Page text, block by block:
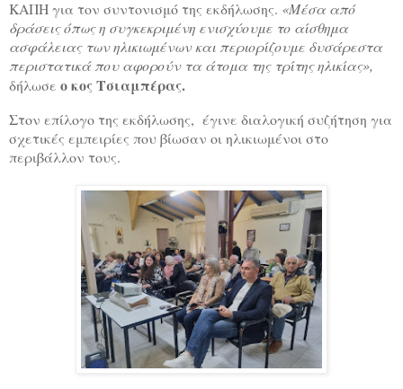
ΚΑΠΗ για τον συντονισμό της εκδήλωσης. «Μέσα από
δράσεις όπως η συγκεκριμένη ενισχύουμε το αίσθημα
ασφάλειας των ηλικιωμένων και περιορίζουμε δυσάρεστα
περιστατικά που αφορούν τα άτομα της τρίτης ηλικίας»,
δήλωσε ο κος Τσιαμπέρας.
Στον επίλογο της εκδήλωσης, έγινε διαλογική συζήτηση για
σχετικές εμπειρίες που βίωσαν οι ηλικιωμένοι στο
περιβάλλον τους.